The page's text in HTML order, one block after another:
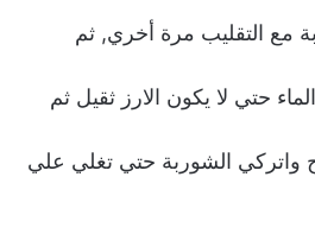
مع التقليب مرة أخري, ثم
حتي لا يكون الارز ثقيل ثم
واتركي الشوربة حتي تغلي علي